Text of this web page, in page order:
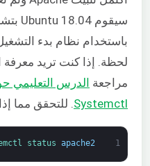
مراجعة
Systemctl . للتحقق مما
1
status apache2